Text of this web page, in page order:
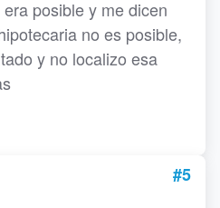
posible y me dicen
no es posible,
y no localizo esa
#5